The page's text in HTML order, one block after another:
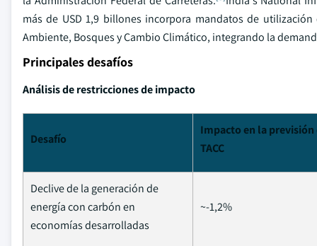
más de USD 1,9 billones incorpora mandatos de
Ambiente, Bosques y Cambio Climático, integrando la
Principales desafíos
Análisis de restricciones de impacto
Desafío
Impacto en la previsión
TACC
Declive de la generación de
energía con carbón en
economías desarrolladas
~-1,2%